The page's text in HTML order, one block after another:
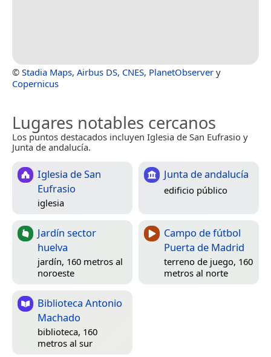
© Stadia Maps, Airbus DS, CNES, PlanetObserver y
Copernicus
Lugares notables cercanos
Los puntos destacados incluyen Iglesia de San Eufrasio y
Junta de andalucía.
Iglesia de San
Eufrasio
iglesia
Junta de andalucía
edificio público
Jardín sector
huelva
jardín, 160 metros al
noroeste
Campo de fútbol
Puerta de Madrid
terreno de juego, 160
metros al norte
Biblioteca Antonio
Machado
biblioteca, 160
metros al sur